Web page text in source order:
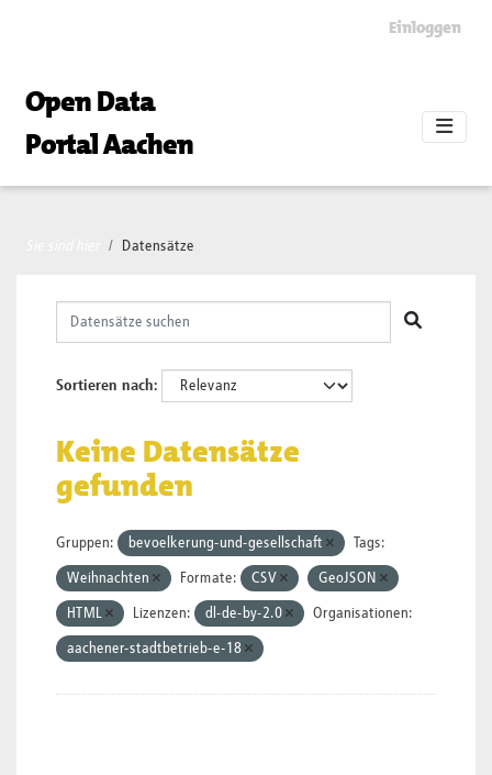
Einloggen
Open Data
Portal Aachen
Datensätze
Sortieren nach
Keine Datensätze
gefunden
Gruppen: bevoelkerung-und-gesellschaft Tags:
Weihnachten Formate: CSV GeoJSON
HTML Lizenzen: dl-de-by-2.0 Organisationen:
aachener-stadtbetrieb-e-18